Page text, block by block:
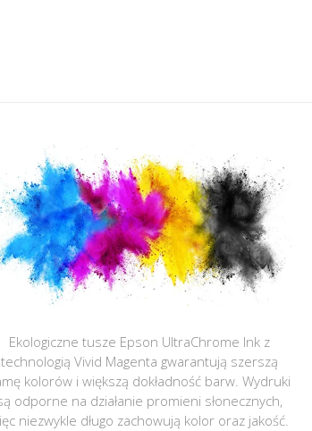
Ekologiczne tusze Epson UltraChrome Ink z
technologią Vivid Magenta gwarantują szerszą
kolorów i większą dokładność barw. Wydruki
odporne na działanie promieni słonecznych,
niezwykle długo zachowują kolor oraz jakość.